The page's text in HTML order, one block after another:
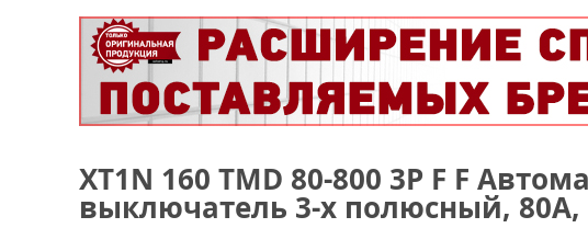
XT1N 160 TMD 80-800 3P F F
выключатель 3-х полюсный, 80А,